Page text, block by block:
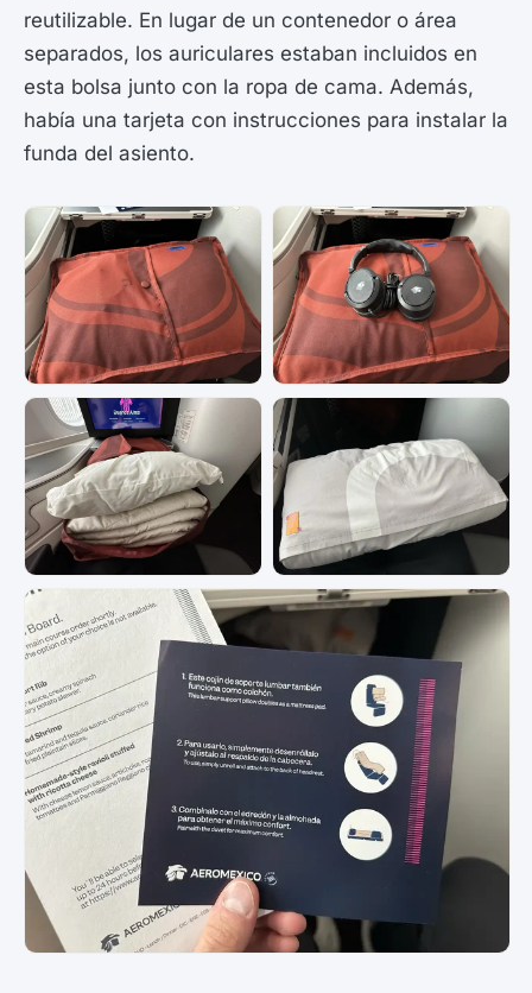
reutilizable. En lugar de un contenedor o área
separados, los auriculares estaban incluidos en
esta bolsa junto con la ropa de cama. Además,
había una tarjeta con instrucciones para instalar la
funda del asiento.